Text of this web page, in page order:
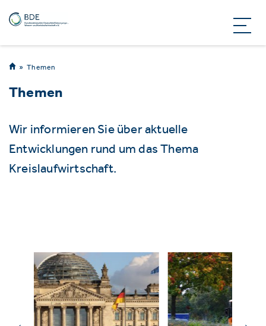
Themen
Themen
Wir informieren Sie über aktuelle
Entwicklungen rund um das Thema
Kreislaufwirtschaft.